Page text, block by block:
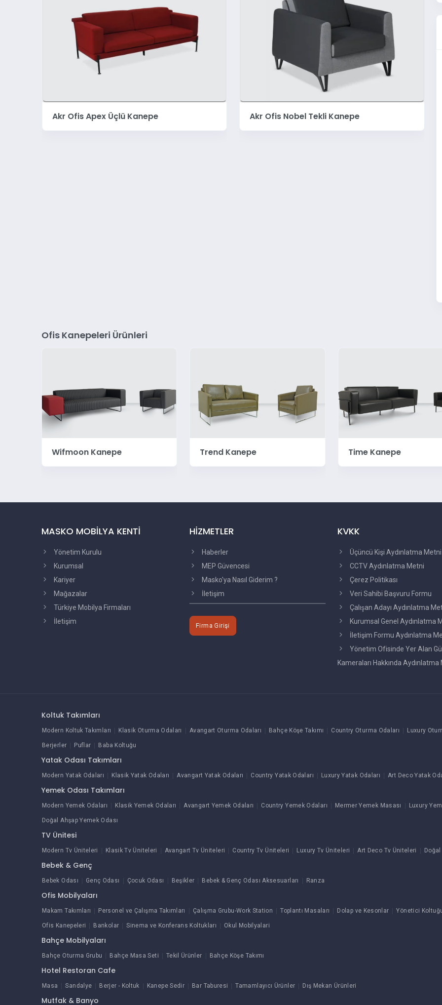
Akr Ofis Apex Üçlü Kanepe Akr Ofis Nobel Tekli Kanepe
Ofis Kanepeleri Ürünleri
Wifmoon Kanepe Trend Kanepe Time Kanepe
MASKO MOBİLYA KENTİ
Yönetim Kurulu
Kurumsal
Kariyer
Mağazalar
Türkiye Mobilya Firmaları
İletişim
HİZMETLER
Haberler
MEP Güvencesi
Masko'ya Nasıl Giderim ?
İletişim
Firma Girişi
KVKK
Üçüncü Kişi Aydınlatma Metni
CCTV Aydınlatma Metni
Çerez Politikası
Veri Sahibi Başvuru Formu
Çalışan Adayı Aydınlatma
Kurumsal Genel Aydınlatma
İletişim Formu Aydınlatma
Yönetim Ofisinde Yer Alan
Kameraları Hakkında Aydınlatma
Koltuk Takımları
Modern Koltuk Takımları Klasik Oturma Odaları Avangart Oturma Odaları Bahçe Köşe Takımı Country Oturma Odaları Luxury
Berjerler Puflar Baba Koltuğu
Yatak Odası Takımları
Modern Yatak Odaları Klasik Yatak Odaları Avangart Yatak Odaları Country Yatak Odaları Luxury Yatak Odaları Art Deco Yatak
Yemek Odası Takımları
Modern Yemek Odaları Klasik Yemek Odaları Avangart Yemek Odaları Country Yemek Odaları Mermer Yemek Masası Luxury
Doğal Ahşap Yemek Odası
TV Ünitesi
Modern Tv Üniteleri Klasik Tv Üniteleri Avangart Tv Üniteleri Country Tv Üniteleri Luxury Tv Üniteleri Art Deco Tv Üniteleri
Bebek & Genç
Bebek Odası Genç Odası Çocuk Odası Beşikler Bebek & Genç Odası Aksesuarları Ranza
Ofis Mobilyaları
Makam Takımları Personel ve Çalışma Takımları Çalışma Grubu-Work Station Toplantı Masaları Dolap ve Kesonlar Yönetici
Ofis Kanepeleri Bankolar Sinema ve Konferans Koltukları Okul Mobilyalari
Bahçe Mobilyaları
Bahçe Oturma Grubu Bahçe Masa Seti Tekil Ürünler Bahçe Köşe Takımı
Hotel Restoran Cafe
Masa Sandalye Berjer - Koltuk Kanepe Sedir Bar Taburesi Tamamlayıcı Ürünler Dış Mekan Ürünleri
Mutfak & Banyo